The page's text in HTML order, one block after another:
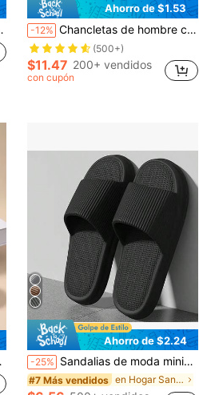
Ahorro de $1.53
-12% Chancletas de hombre con diseño Slip-On, ropa de verano de moda, suela blanda antideslizante y sandalias de playa ligeras
(500+)
$11.47 200+ vendidos
con cupón
Ahorro de $2.24
-25% Sandalias de moda minimalistas y cómodas para hombres, con textura y unicolor, para uso en exteriores e interiores, estilo deportivo casual, diseño plano antideslizante de EVA, tipo chanclas, suela acolchada ligera de EVA, diseño de punta redonda, adecuadas para uso deportivo al aire libre, diseño transpirable y antideslizante, aptas para uso doméstico y ocio, compañeras para los pies, zapatillas de interior de suela blanda y ligera, regalo para vacaciones
#7 Más vendidos en Hogar Sandalias de hombre